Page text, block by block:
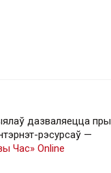
дазваляецца пры
рэсурсаў —
Час» Online